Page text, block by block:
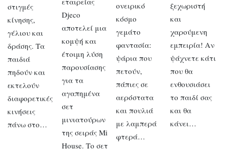
στιγμές
κίνησης,
γέλιου και
δράσης. Τα
παιδιά
πηδούν και
εκτελούν
διαφορετικές
κινήσεις
πάνω στο…
Djeco
αποτελεί μια
κομψή και
έτοιμη λύση
παρουσίασης
για τα
αγαπημένα
σετ
μινιατούρων
της σειράς Mi
House. Το σετ
ονειρικό
κόσμο
γεμάτο
φαντασία:
ψάρια που
πετούν,
πάπιες σε
αερόστατα
και πουλιά
με λαμπερά
φτερά…
ξεχωριστή
και
χαρούμενη
εμπειρία! Αν
ψάχνετε κάτι
που θα
ενθουσιάσει
το παιδί σας
και θα
κάνει…